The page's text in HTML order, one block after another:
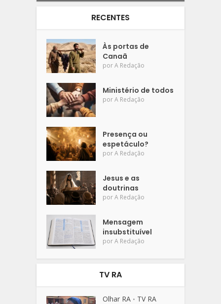
RECENTES
Às portas de
Canaã
porA Redação
Ministério de todos
porA Redação
Presença ou
espetáculo?
porA Redação
Jesus e as
doutrinas
porA Redação
Mensagem
insubstituível
porA Redação
TV RA
Olhar RA • TV RA